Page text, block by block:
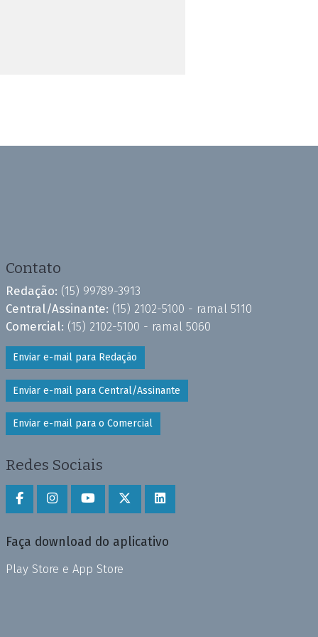
Contato
Redação: (15) 99789-3913
Central/Assinante: (15) 2102-5100 - ramal 5110
Comercial: (15) 2102-5100 - ramal 5060
Enviar e-mail para Redação
Enviar e-mail para Central/Assinante
Enviar e-mail para o Comercial
Redes Sociais
Faça download do aplicativo
Play Store e App Store